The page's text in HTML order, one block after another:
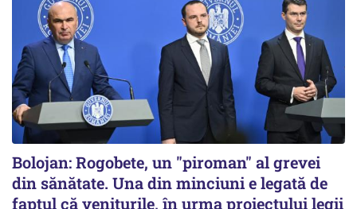
Bolojan: Rogobete, un "piroman" al grevei
din sănătate. Una din minciuni e legată de
faptul că veniturile, în urma proiectului legii